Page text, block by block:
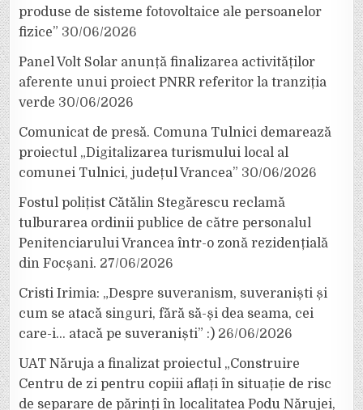
produse de sisteme fotovoltaice ale persoanelor
fizice” 30/06/2026
Panel Volt Solar anunță finalizarea activităților
aferente unui proiect PNRR referitor la tranziția
verde 30/06/2026
Comunicat de presă. Comuna Tulnici demarează
proiectul „Digitalizarea turismului local al
comunei Tulnici, județul Vrancea” 30/06/2026
Fostul polițist Cătălin Stegărescu reclamă
tulburarea ordinii publice de către personalul
Penitenciarului Vrancea într-o zonă rezidențială
din Focșani. 27/06/2026
Cristi Irimia: „Despre suveranism, suveraniști și
cum se atacă singuri, fără să-și dea seama, cei
care-i… atacă pe suveraniști” :) 26/06/2026
UAT Năruja a finalizat proiectul „Construire
Centru de zi pentru copiii aflați în situație de risc
de separare de părinți în localitatea Podu Nărujei,